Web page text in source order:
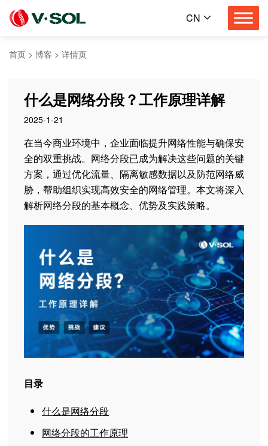
CN
首页 > 博客 > 详情页
什么是网络分段？工作原理详解
2025-1-21
在当今商业环境中，企业面临提升网络性能与确保安
全的双重挑战。网络分段已成为解决这些问题的关键
方案，通过优化流量、隔离敏感数据以及防范网络威
胁，帮助组织实现高效安全的网络管理。本文将深入
解析网络分段的基本概念、优势及实践策略。
目录
什么是网络分段
网络分段的工作原理